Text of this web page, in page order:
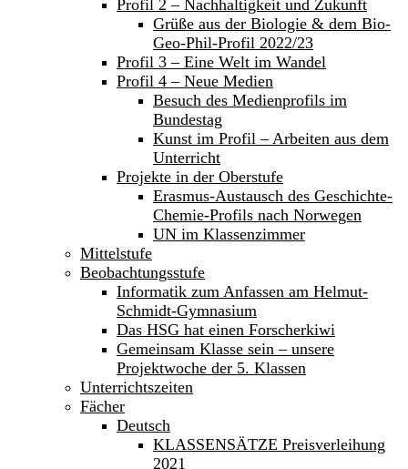
Profil 2 – Nachhaltigkeit und Zukunft
Grüße aus der Biologie & dem Bio-
Geo-Phil-Profil 2022/23
Profil 3 – Eine Welt im Wandel
Profil 4 – Neue Medien
Besuch des Medienprofils im
Bundestag
Kunst im Profil – Arbeiten aus dem
Unterricht
Projekte in der Oberstufe
Erasmus-Austausch des Geschichte-
Chemie-Profils nach Norwegen
UN im Klassenzimmer
Mittelstufe
Beobachtungsstufe
Informatik zum Anfassen am Helmut-
Schmidt-Gymnasium
Das HSG hat einen Forscherkiwi
Gemeinsam Klasse sein – unsere
Projektwoche der 5. Klassen
Unterrichtszeiten
Fächer
Deutsch
KLASSENSÄTZE Preisverleihung
2021